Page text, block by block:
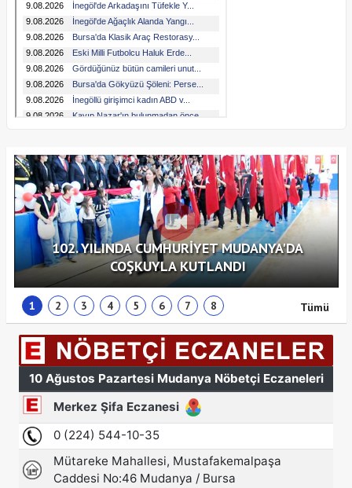
Tümü
102. YILINDA CUMHURİYET MUDANYA'DA
COŞKUYLA KUTLANDI
1 2 3 4 5 6 7 8